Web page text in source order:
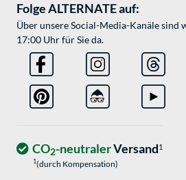
Folge ALTERNATE auf:
Über unsere Social-Media-Kanäle sind
17:00 Uhr für Sie da.
CO2-neutralerVersand1
1(durch Kompensation)